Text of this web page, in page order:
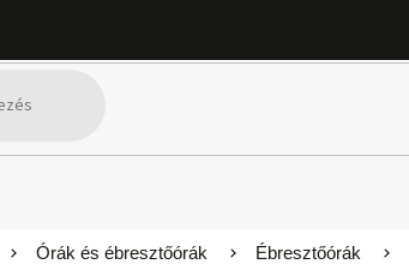
Órák és ébresztőórák Ébresztőórák